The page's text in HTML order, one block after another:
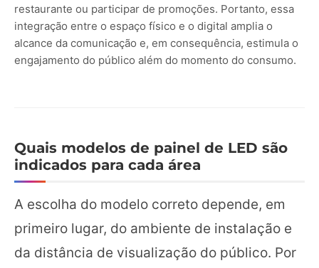
restaurante ou participar de promoções. Portanto, essa
integração entre o espaço físico e o digital amplia o
alcance da comunicação e, em consequência, estimula o
engajamento do público além do momento do consumo.
Quais modelos de painel de LED são
indicados para cada área
A escolha do modelo correto depende, em
primeiro lugar, do ambiente de instalação e
da distância de visualização do público. Por